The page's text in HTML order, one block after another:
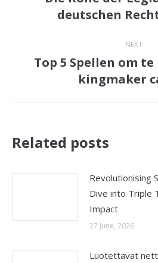
post:
deutschen
NEXT
Next
post:
Top 5 Spellen om
kingmaker
Related posts
Revolutionising
Dive into Triple
Impact
27 June, 2026
Luotettavat